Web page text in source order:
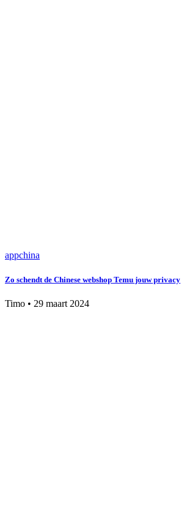
appchina
Zo schendt de Chinese webshop Temu jouw privacy
Timo • 29 maart 2024